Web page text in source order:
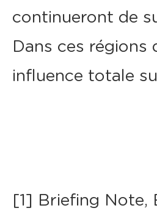
continueront de
Dans ces régions
influence totale
[1] Briefing Note,